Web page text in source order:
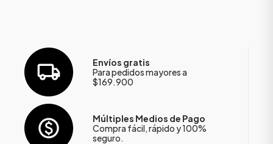
Envíos gratis
Para pedidos mayores a
$169.900
Múltiples Medios de Pago
Compra fácil, rápido y 100%
seguro.